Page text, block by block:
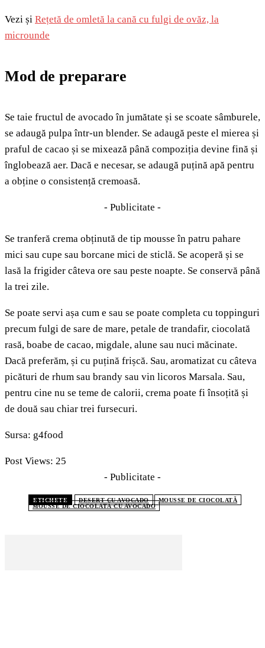
Vezi și Rețetă de omletă la cană cu fulgi de ovăz, la
microunde
Mod de preparare
Se taie fructul de avocado în jumătate și se scoate sâmburele,
se adaugă pulpa într-un blender. Se adaugă peste el mierea și
praful de cacao și se mixează până compoziția devine fină și
înglobează aer. Dacă e necesar, se adaugă puțină apă pentru
a obține o consistență cremoasă.
- Publicitate -
Se tranferă crema obținută de tip mousse în patru pahare
mici sau cupe sau borcane mici de sticlă. Se acoperă și se
lasă la frigider câteva ore sau peste noapte. Se conservă până
la trei zile.
Se poate servi așa cum e sau se poate completa cu toppinguri
precum fulgi de sare de mare, petale de trandafir, ciocolată
rasă, boabe de cacao, migdale, alune sau nuci măcinate.
Dacă preferăm, și cu puțină frișcă. Sau, aromatizat cu câteva
picături de rhum sau brandy sau vin licoros Marsala. Sau,
pentru cine nu se teme de calorii, crema poate fi însoțită și
de două sau chiar trei fursecuri.
Sursa: g4food
Post Views: 25
- Publicitate -
ETICHETE DESERT CU AVOCADO
MOUSSE DE CIOCOLATĂ
MOUSSE DE CIOCOLATĂ CU AVOCADO